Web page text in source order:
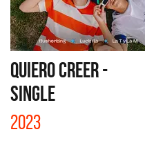
QUIERO CREER -
SINGLE
2023